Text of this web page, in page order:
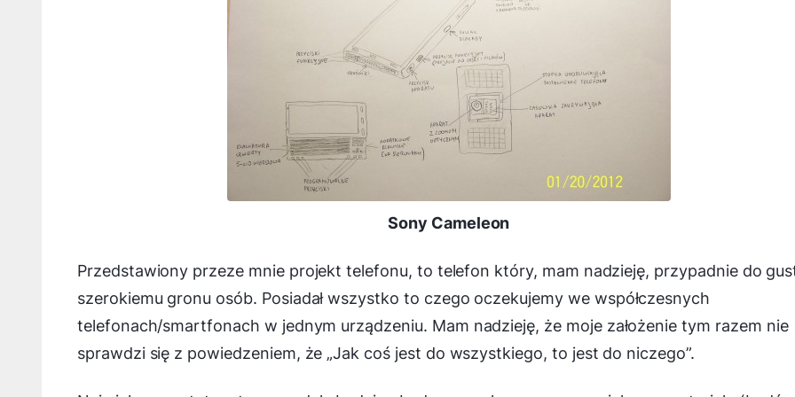
Sony Cameleon
Przedstawiony przeze mnie projekt telefonu, to telefon który, mam nadzieję, przypadnie do
szerokiemu gronu osób. Posiadał wszystko to czego oczekujemy we współczesnych
telefonach/smartfonach w jednym urządzeniu. Mam nadzieję, że moje założenie tym razem nie
sprawdzi się z powiedzeniem, że „Jak coś jest do wszystkiego, to jest do niczego”.